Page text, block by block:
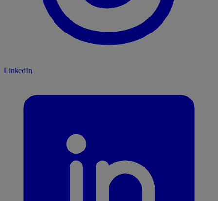
LinkedIn